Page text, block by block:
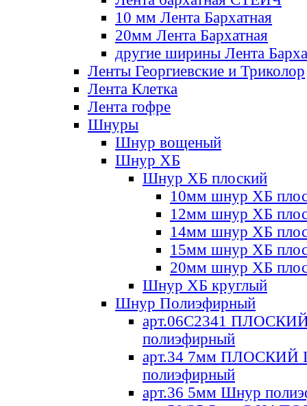
10 мм Лента Бархатная
20мм Лента Бархатная
другие ширины Лента
Ленты Георгиевские и Триколор
Лента Клетка
Лента гофре
Шнуры
Шнур вощеный
Шнур ХБ
Шнур ХБ плоский
10мм шнур ХБ
12мм шнур ХБ
14мм шнур ХБ
15мм шнур ХБ
20мм шнур ХБ
Шнур ХБ круглый
Шнур Полиэфирный
арт.06С2341
полиэфирный
арт.34 7мм ПЛОСКИЙ
полиэфирный
арт.36 5мм Шнур